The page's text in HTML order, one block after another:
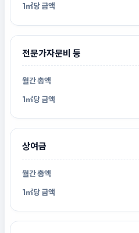
전문가자문비 등
상여금